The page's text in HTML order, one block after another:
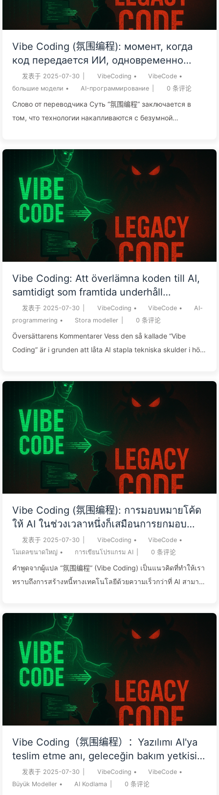
Vibe Coding (氛围编程): момент, когда
код передается ИИ, одновременно
передает права на будущее
обслуживания — Медленно учим AI162
发表于 2025-07-30 VibeCoding • VibeCode •
большие модели • AI-программирование 0 条评论
Слово от переводчика Суть “氛围编程” заключается в
том, что технологии накапливаются с безумной
мощным инструментом, но применение его для
долгосрочных проектов — это начало катастрофы.
Позволять людям, не разбирающимся в технологиях,
разрабатывать основные продукты с помощью ИИ, все
равно что дать ребенку кредитную карту с
неограниченным лимитом — кратковременное
наслаждение обернется бесконечными д...
Vibe Coding: Att överlämna koden till AI,
samtidigt som framtida underhåll
överlämnas — Lär dig AI långsamt 162
发表于 2025-07-30 VibeCoding • VibeCode •
AI-
programmering • Stora modeller 0 条评论
Översättarens Kommentarer Vess den så kallade “Vibe
Coding” är i grunden att låta AI stapla tekniska skulder i högt
långsiktigt underhåll av kärnprojekt. Att låta icke-tekniska
personer utveckla kärnprodukter med AI är som att ge ett
barn ett kreditkort med obegränsad kredit – en kortvarig
glädje som leder till en framtid full av skulder. Nyckeln till att
behärska AI är inte att ge u...
Vibe Coding (氛围编程): การมอบหมายโค้ด
ให้ AI ในช่วงเวลาหนึ่งก็เสมือนการยกมอบ
อนาคตในการดูแล - เรียนรู้ AI อย่างช้าๆ 162
发表于 2025-07-30 VibeCoding • VibeCode •
โมเดลขนาดใหญ่ • การเขียนโปรแกรม AI 0 条评论
คำพูดจากผู้แปล “氛围编程” (Vibe Coding) เป็นแนวคิดที่ทำให้เรา
ทราบถึงการสร้างหนี้ทางเทคโนโลยีด้วยความเร็วกว่าที่ AI สามารถ
ยาว นั่นคือการเริ่มต้นของหายนะ การให้คนที่ไม่เข้าใจเทคโนโลยี
ใช้ AI เพื่อพัฒนาผลิตภัณฑ์หลักก็เหมือนกับการมอบบัตรเครดิตที่
ไม่มีขีดจำกัดให้เด็ก—สบายตาชั่วคราว แต่แลกมาด้วยหนี้ที่ไม่มีที่
สิ้นสุดในอนาคต กุญแจสำคัญในการควบคุม AI ไม่ใช่การละทิ้งการ
คิด แต่เป็นการเพิ่มความ...
Vibe Coding（氛围编程）：Yazılımı AI'ya
teslim etme anı, geleceğin bakım yetkisini
de teslim etmek demektir — Yavaş Yavaş
AI162
发表于 2025-07-30 VibeCoding • VibeCode •
Büyük Modeller • AI Kodlama 0 条评论